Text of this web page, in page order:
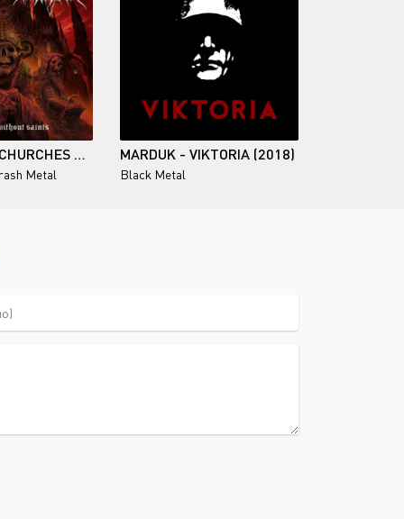
DESASTER – CHURCHES WITHOUT SAINTS (2021)
Metal
MARDUK - VIKTORIA (2018)
Black Metal